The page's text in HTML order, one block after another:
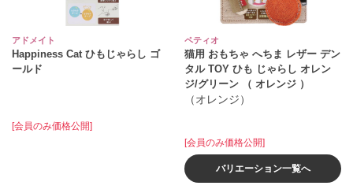
アドメイト
Happiness Cat ひもじゃらし ゴ
ールド
[会員のみ価格公開]
ペティオ
猫用 おもちゃ へちま レザー デン
タル TOY ひも じゃらし オレン
ジ/グリーン （ オレンジ ）
（オレンジ）
[会員のみ価格公開]
バリエーション一覧へ